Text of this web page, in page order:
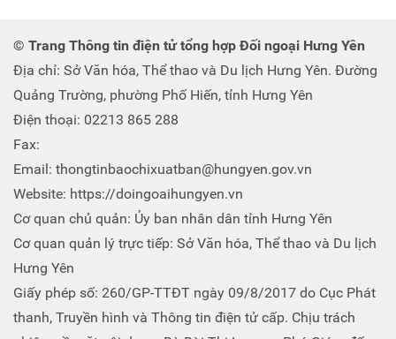
© Trang Thông tin điện tử tổng hợp Đối ngoại Hưng Yên
Địa chỉ: Sở Văn hóa, Thể thao và Du lịch Hưng Yên. Đường
Quảng Trường, phường Phố Hiến, tỉnh Hưng Yên
Điện thoại: 02213 865 288
Fax:
Email: thongtinbaochixuatban@hungyen.gov.vn
Website: https://doingoaihungyen.vn
Cơ quan chủ quản: Ủy ban nhân dân tỉnh Hưng Yên
Cơ quan quản lý trực tiếp: Sở Văn hóa, Thể thao và Du lịch
Hưng Yên
Giấy phép số: 260/GP-TTĐT ngày 09/8/2017 do Cục Phát
thanh, Truyền hình và Thông tin điện tử cấp. Chịu trách